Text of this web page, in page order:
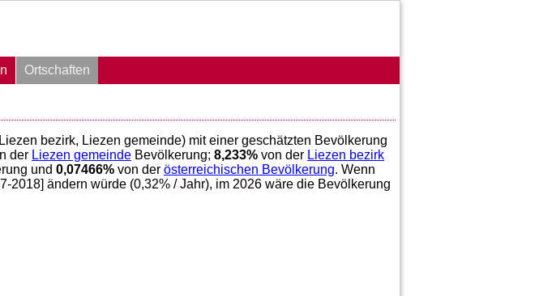
Ortschaften
bezirk, Liezen gemeinde) mit einer geschätzten Bevölkerung
der Liezen gemeinde Bevölkerung; 8,233% von der Liezen bezirk
und 0,07466% von der österreichischen Bevölkerung. Wenn
2018] ändern würde (0,32% / Jahr), im 2026 wäre die Bevölkerung